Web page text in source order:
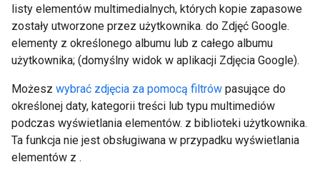
listy elementów multimedialnych, których kopie zapasowe
zostały utworzone przez użytkownika. do Zdjęć Google.
elementy z określonego albumu lub z całego albumu
użytkownika; (domyślny widok w aplikacji Zdjęcia Google).
Możesz wybrać zdjęcia za pomocą filtrów pasujące do
określonej daty, kategorii treści lub typu multimediów
podczas wyświetlania elementów. z biblioteki użytkownika.
Ta funkcja nie jest obsługiwana w przypadku wyświetlania
elementów z .